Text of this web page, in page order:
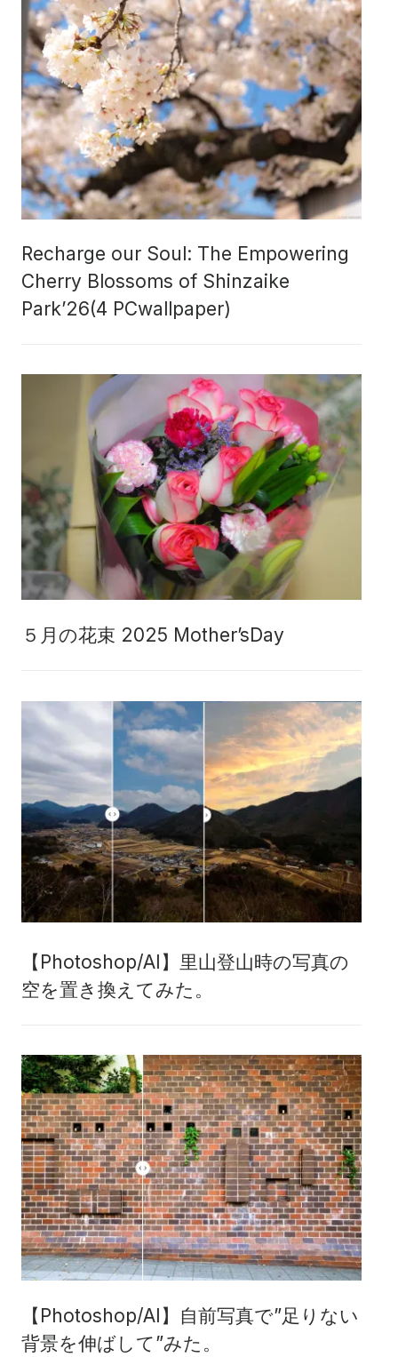
Recharge our Soul: The Empowering
Cherry Blossoms of Shinzaike
Park’26(4 PCwallpaper)
５月の花束 2025 Mother’sDay
【Photoshop/AI】里山登山時の写真の
空を置き換えてみた。
【Photoshop/AI】自前写真で”足りない
背景を伸ばして”みた。